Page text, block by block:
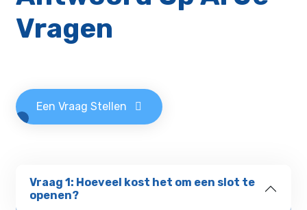
Vragen
Een Vraag Stellen
Vraag 1: Hoeveel kost het om een slot te
openen?